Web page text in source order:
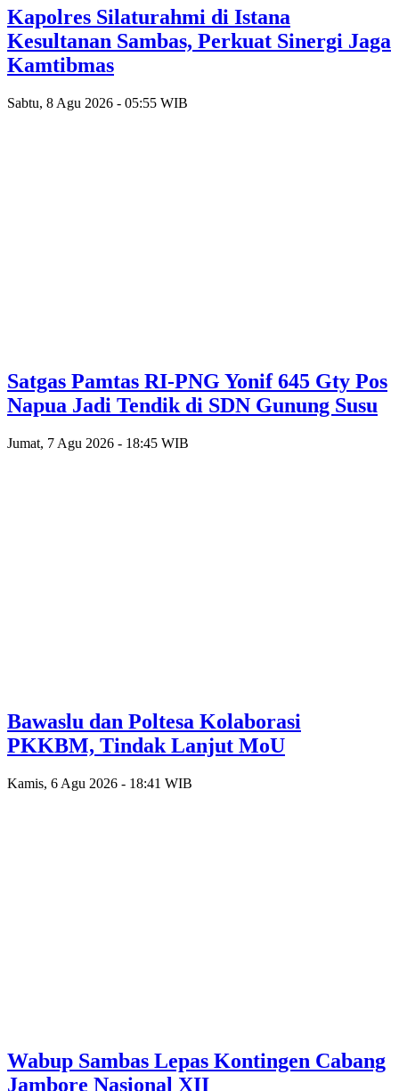
‎Kapolres Silaturahmi di Istana
Kesultanan Sambas, Perkuat Sinergi Jaga
Kamtibmas
Sabtu, 8 Agu 2026 - 05:55 WIB
Satgas Pamtas RI-PNG Yonif 645 Gty Pos
Napua Jadi Tendik di SDN Gunung Susu
Jumat, 7 Agu 2026 - 18:45 WIB
Bawaslu dan Poltesa Kolaborasi
PKKBM, Tindak Lanjut MoU
Kamis, 6 Agu 2026 - 18:41 WIB
Wabup Sambas Lepas Kontingen Cabang
Jambore Nasional XII